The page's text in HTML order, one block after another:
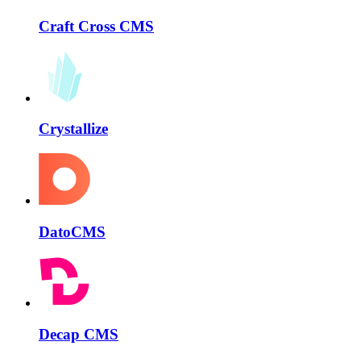
Craft Cross CMS
Crystallize
DatoCMS
Decap CMS